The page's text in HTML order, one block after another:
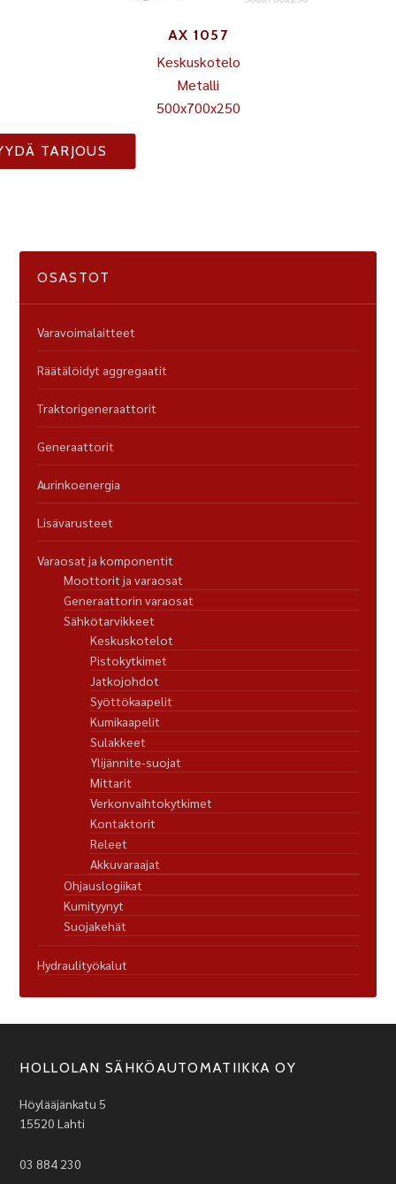
AX 1057
Keskuskotelo
Metalli
500x700x250
TARJOUS
OSASTOT
Varavoimalaitteet
Räätälöidyt aggregaatit
Traktorigeneraattorit
Generaattorit
Aurinkoenergia
Lisävarusteet
Varaosat ja komponentit
Moottorit ja varaosat
Generaattorin varaosat
Sähkötarvikkeet
Keskuskotelot
Pistokytkimet
Jatkojohdot
Syöttökaapelit
Kumikaapelit
Sulakkeet
Ylijännite-suojat
Mittarit
Verkonvaihtokytkimet
Kontaktorit
Releet
Akkuvaraajat
Ohjauslogiikat
Kumityynyt
Suojakehät
Hydraulityökalut
HOLLOLAN SÄHKÖAUTOMATIIKKA OY
Höylääjänkatu 5
15520 Lahti
03 884 230